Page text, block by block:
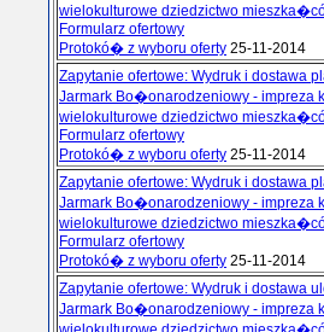
wielokulturowe dziedzictwo
Formularz ofertowy
Protokó� z wyboru oferty 25-11-2014
Zapytanie ofertowe: Wydruk i dostawa
Jarmark Bo�onarodzeniowy - impreza
wielokulturowe dziedzictwo
Formularz ofertowy
Protokó� z wyboru oferty 25-11-2014
Zapytanie ofertowe: Wydruk i dostawa
Jarmark Bo�onarodzeniowy - impreza
wielokulturowe dziedzictwo
Formularz ofertowy
Protokó� z wyboru oferty 25-11-2014
Zapytanie ofertowe: Wydruk i dostawa
Jarmark Bo�onarodzeniowy - impreza